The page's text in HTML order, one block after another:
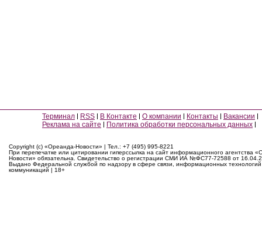
Терминал RSS В Контакте О компании Контакты
Вакансии
Реклама на сайте
Политика обработки персональных данных
Copyright (c) «Ореанда-Новости» | Тел.: +7 (495) 995-8221
При перепечатке или цитировании гиперссылка на сайт информационного агентства
Новости» обязательна. Свидетельство о регистрации СМИ ИА №ФС77-72588 от
Выдано Федеральной службой по надзору в сфере связи, информационных
коммуникаций | 18+